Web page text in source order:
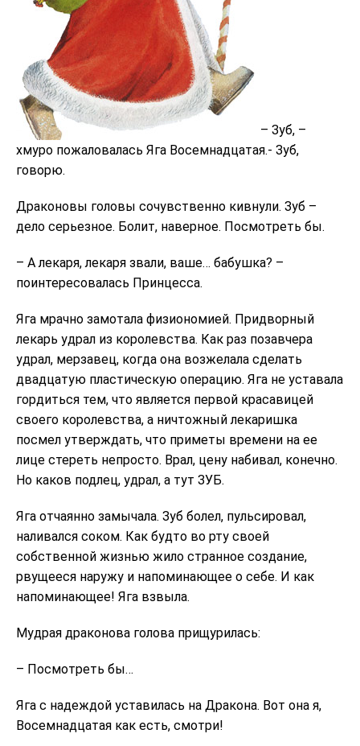
– Зуб, –
хмуро пожаловалась Яга Восемнадцатая.- Зуб,
говорю.
Драконовы головы сочувственно кивнули. Зуб –
дело серьезное. Болит, наверное. Посмотреть бы.
– А лекаря, лекаря звали, ваше… бабушка? –
поинтересовалась Принцесса.
Яга мрачно замотала физиономией. Придворный
лекарь удрал из королевства. Как раз позавчера
удрал, мерзавец, когда она возжелала сделать
двадцатую пластическую операцию. Яга не уставала
гордиться тем, что является первой красавицей
своего королевства, а ничтожный лекаришка
посмел утверждать, что приметы времени на ее
лице стереть непросто. Врал, цену набивал, конечно.
Но каков подлец, удрал, а тут ЗУБ.
Яга отчаянно замычала. Зуб болел, пульсировал,
наливался соком. Как будто во рту своей
собственной жизнью жило странное создание,
рвущееся наружу и напоминающее о себе. И как
напоминающее! Яга взвыла.
Мудрая драконова голова прищурилась:
– Посмотреть бы…
Яга с надеждой уставилась на Дракона. Вот она я,
Восемнадцатая как есть, смотри!